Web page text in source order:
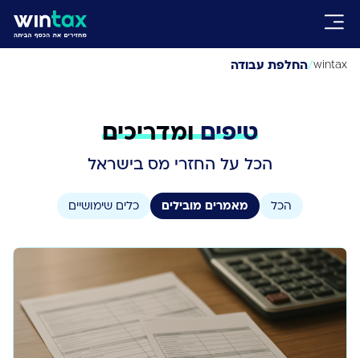
wintax
/החלפת עבודה
טיפיםומדריכים
הכל על החזרי מס בישראל
הכל מאמרים מובילים כלים שימושיים